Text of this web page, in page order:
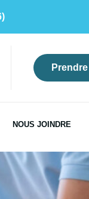
NOUS JOINDRE